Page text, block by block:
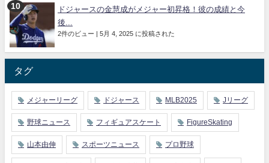
ドジャースの金慧成がメジャー初昇格！彼の成績と今
後...
2件のビュー 5月 4, 2025 に投稿された
タグ
メジャーリーグ ドジャース MLB2025 Jリーグ
野球ニュース フィギュアスケート FigureSkating
山本由伸 スポーツニュース プロ野球